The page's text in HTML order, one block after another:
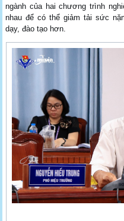
ngành của hai chương trình
nhau để có thể giảm tải sức
dạy, đào tạo hơn.